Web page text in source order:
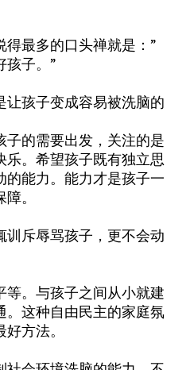
最多的口头禅就是：”
孩子。”
孩子变成容易被洗脑的
的需要出发，关注的是
。希望孩子既有独立思
能力。能力才是孩子一
。
斥辱骂孩子，更不会动
等。与孩子之间从小就建
。这种自由民主的家庭氛
方法。